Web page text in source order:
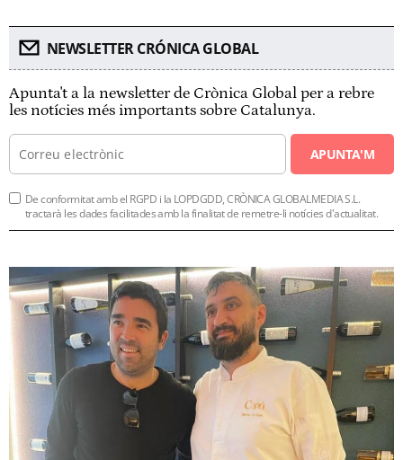
NEWSLETTER CRÓNICA GLOBAL
Apunta't a la newsletter de Crònica Global per a rebre
les notícies més importants sobre Catalunya.
APUNTA'M
De conformitat amb el RGPD i la LOPDGDD, CRÒNICA GLOBALMEDIA S.L.
tractarà les dades facilitades amb la finalitat de remetre-li notícies d'actualitat.